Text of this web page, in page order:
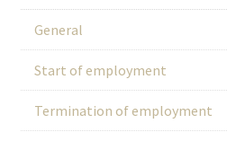
General
Start of employment
Termination of employment